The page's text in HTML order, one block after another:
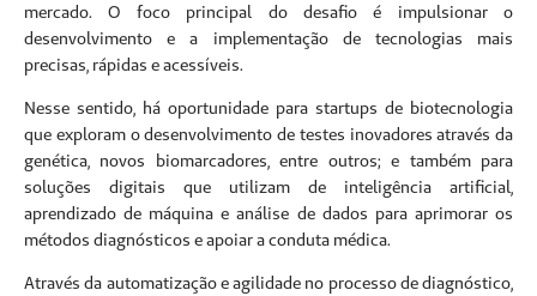
mercado. O foco principal do desafio é impulsionar o
desenvolvimento e a implementação de tecnologias mais
precisas, rápidas e acessíveis.
Nesse sentido, há oportunidade para startups de biotecnologia
que exploram o desenvolvimento de testes inovadores através da
genética, novos biomarcadores, entre outros; e também para
soluções digitais que utilizam de inteligência artificial,
aprendizado de máquina e análise de dados para aprimorar os
métodos diagnósticos e apoiar a conduta médica.
Através da automatização e agilidade no processo de diagnóstico,